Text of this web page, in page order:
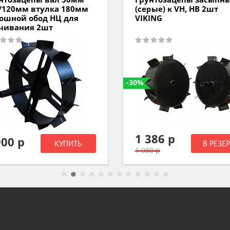
к VH, HB 2шт
р В РЕЗЕРВ
TF 338 HUSQVARNA
5882671-01
6 200 р